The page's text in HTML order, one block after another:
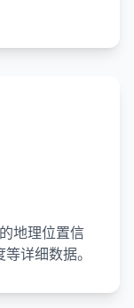
地理位置信
详细数据。